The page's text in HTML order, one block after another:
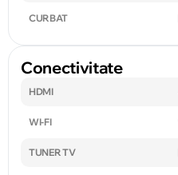
CURBAT
Conectivitate
HDMI
WI-FI
TUNER TV